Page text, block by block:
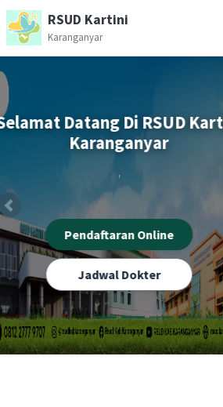
RSUD Kartini
Karanganyar
'
Pendaftaran Online
Jadwal Dokter